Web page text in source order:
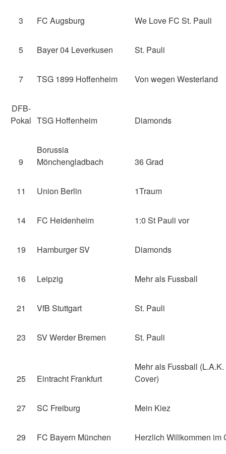
3 FC Augsburg We Love FC St. Pauli
5 Bayer 04 Leverkusen St. Pauli
7 TSG 1899 Hoffenheim Von wegen Westerland
DFB-
Pokal TSG Hoffenheim Diamonds
9
Borussia
Mönchengladbach
36 Grad
11 Union Berlin 1Traum
14 FC Heidenheim 1:0 St Pauli vor
19 Hamburger SV Diamonds
16 Leipzig Mehr als Fussball
21 VfB Stuttgart St. Pauli
23 SV Werder Bremen St. Pauli
25 Eintracht Frankfurt
Mehr als Fussball (L.A.K.
Cover)
27 SC Freiburg Mein Kiez
29 FC Bayern München Herzlich Willkommen im